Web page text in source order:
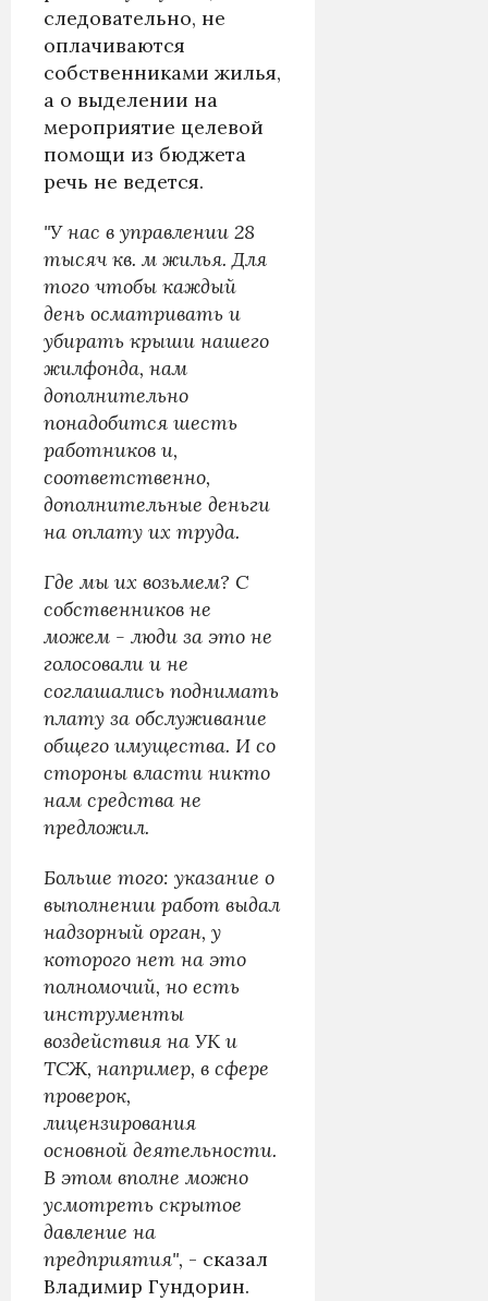
следовательно, не
оплачиваются
собственниками жилья,
а о выделении на
мероприятие целевой
помощи из бюджета
речь не ведется.
"У нас в управлении 28
тысяч кв. м жилья. Для
того чтобы каждый
день осматривать и
убирать крыши нашего
жилфонда, нам
дополнительно
понадобится шесть
работников и,
соответственно,
дополнительные деньги
на оплату их труда.
Где мы их возьмем? С
собственников не
можем - люди за это не
голосовали и не
соглашались поднимать
плату за обслуживание
общего имущества. И со
стороны власти никто
нам средства не
предложил.
Больше того: указание о
выполнении работ выдал
надзорный орган, у
которого нет на это
полномочий, но есть
инструменты
воздействия на УК и
ТСЖ, например, в сфере
проверок,
лицензирования
основной деятельности.
В этом вполне можно
усмотреть скрытое
давление на
предприятия", - сказал
Владимир Гундорин.